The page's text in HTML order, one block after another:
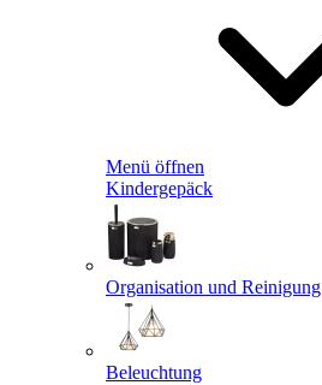
Menü öffnen
Kindergepäck
Organisation und Reinigung
Beleuchtung